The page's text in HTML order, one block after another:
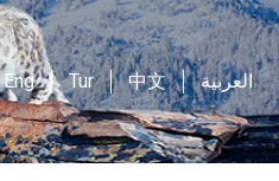
Eng Tur 中文 العربية